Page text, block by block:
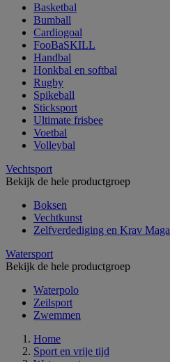
Basketbal
Bumball
Cardiogoal
FooBaSKILL
Handbal
Honkbal en softbal
Rugby
Spikeball
Sticksport
Ultimate frisbee
Voetbal
Volleybal
Vechtsport
Bekijk de hele productgroep
Boksen
Vechtkunst
Zelfverdediging en Krav Maga
Watersport
Bekijk de hele productgroep
Waterpolo
Zeilsport
Zwemmen
Home
Sport en vrije tijd